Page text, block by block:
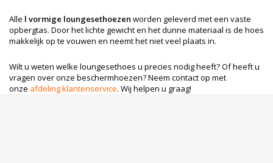
Alle l vormige loungesethoezen worden geleverd met een vaste
opbergtas. Door het lichte gewicht en het dunne materiaal is de hoes
makkelijk op te vouwen en neemt het niet veel plaats in.
Wilt u weten welke loungesethoes u precies nodig heeft? Of heeft u
vragen over onze beschermhoezen? Neem contact op met
onze afdeling klantenservice. Wij helpen u graag!